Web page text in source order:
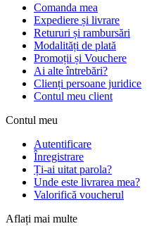
Comanda mea
Expediere și livrare
Retururi și rambursări
Modalități de plată
Promoții și Vouchere
Ai alte întrebări?
Clienți persoane juridice
Contul meu client
Contul meu
Autentificare
Înregistrare
Ți-ai uitat parola?
Unde este livrarea mea?
Valorifică voucherul
Aflați mai multe